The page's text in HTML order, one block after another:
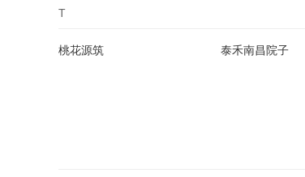
T
桃花源筑 泰禾南昌院子